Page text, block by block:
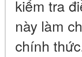
kiểm tra
này làm
chính